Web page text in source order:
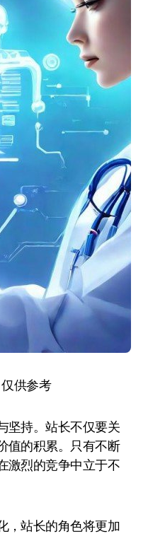
供参考
坚持。站长不仅要关
值的积累。只有不断
激烈的竞争中立于不
，站长的角色将更加